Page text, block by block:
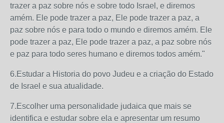
trazer a paz sobre nós e sobre todo Israel, e diremos
amém. Ele pode trazer a paz, Ele pode trazer a paz, a
paz sobre nós e para todo o mundo e diremos amém. Ele
pode trazer a paz, Ele pode trazer a paz, a paz sobre nós
e paz para todo seres humano e diremos todos amém."
6.Estudar a Historia do povo Judeu e a criação do Estado
de Israel e sua atualidade.
7.Escolher uma personalidade judaica que mais se
identifica e estudar sobre ela e apresentar um resumo